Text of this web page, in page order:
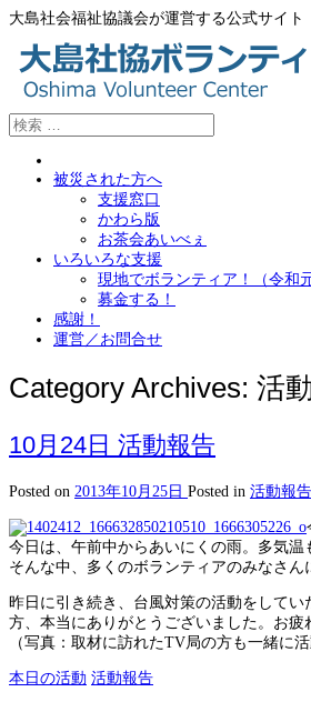
大島社会福祉協議会が運営する公式サイト
被災された方へ
支援窓口
かわら版
お茶会あいべぇ
いろいろな支援
現地でボランティア！（令和
募金する！
感謝！
運営／お問合せ
Category Archives: 活
10月24日 活動報告
Posted on 2013年10月25日 Posted in 活動報告
今日は、午前中からあいにくの雨。多気温
そんな中、多くのボランティアのみなさん
昨日に引き続き、台風対策の活動をして
方、本当にありがとうございました。お疲
（写真：取材に訪れたTV局の方も一緒に活
本日の活動 活動報告